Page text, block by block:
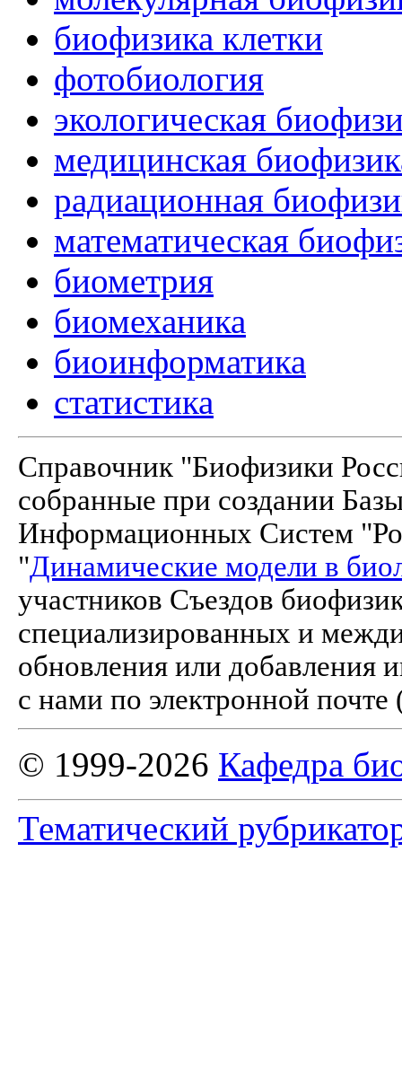
биофизика клетки
фотобиология
экологическая
медицинская
радиационная
математическая
биометрия
биомеханика
биоинформатика
статистика
Справочник "Биофизики
собранные при создании
Информационных Систем
"Динамические модели в
участников Съездов
специализированных и
обновления или добавления
с нами по электронной почте
© 1999-2026 Кафедра
Тематический